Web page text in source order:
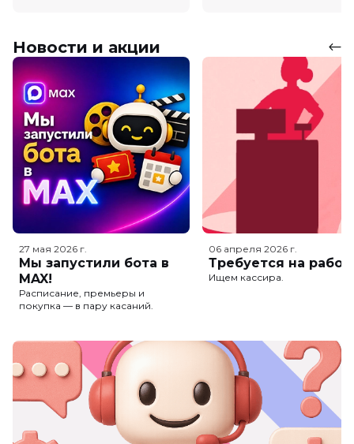
Новости и акции
27 мая 2026 г.
Мы запустили бота в
MAX!
Расписание, премьеры и
покупка — в пару касаний.
06 апреля 2026 г.
Требуется на
Ищем кассира.